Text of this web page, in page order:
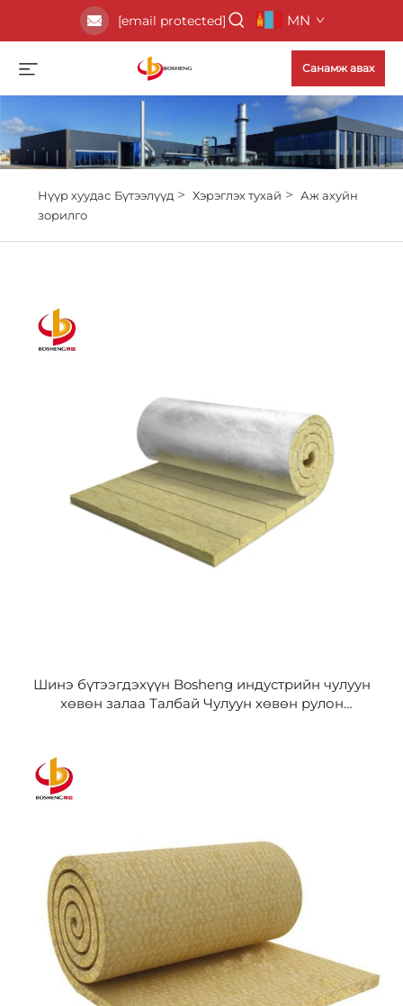
[email protected] MN
Санамж авах
Нүүр хуудас Бүтээлүүд > Хэрэглэх тухай > Аж ахуйн
зорилго
Шинэ бүтээгдэхүүн Bosheng индустрийн чулуун
хөвөн залаа Талбай Чулуун хөвөн рулон